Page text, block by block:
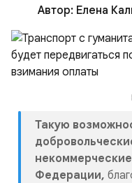
Автор: Елена
Такую
Федерации,